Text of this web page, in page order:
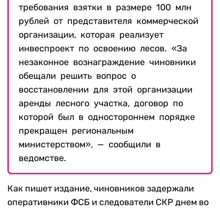
требования взятки в размере 100 млн
рублей от представителя коммерческой
организации, которая реализует
инвеспроект по освоению лесов. «За
незаконное вознаграждение чиновники
обещали решить вопрос о
восстановлении для этой организации
аренды лесного участка, договор по
которой был в одностороннем порядке
прекращен региональным
министерством», — сообщили в
ведомстве.
Как пишет издание, чиновников задержали
оперативники ФСБ и следователи СКР днем во